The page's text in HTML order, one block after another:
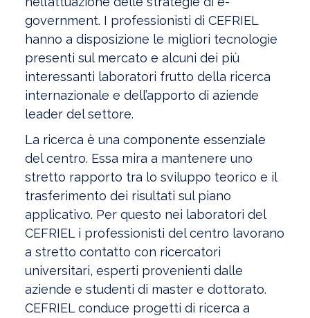
government. I professionisti di CEFRIEL
hanno a disposizione le migliori tecnologie
presenti sul mercato e alcuni dei più
interessanti laboratori frutto della ricerca
internazionale e dell’apporto di aziende
leader del settore.
La ricerca è una componente essenziale
del centro. Essa mira a mantenere uno
stretto rapporto tra lo sviluppo teorico e il
trasferimento dei risultati sul piano
applicativo. Per questo nei laboratori del
CEFRIEL i professionisti del centro lavorano
a stretto contatto con ricercatori
universitari, esperti provenienti dalle
aziende e studenti di master e dottorato.
CEFRIEL conduce progetti di ricerca a